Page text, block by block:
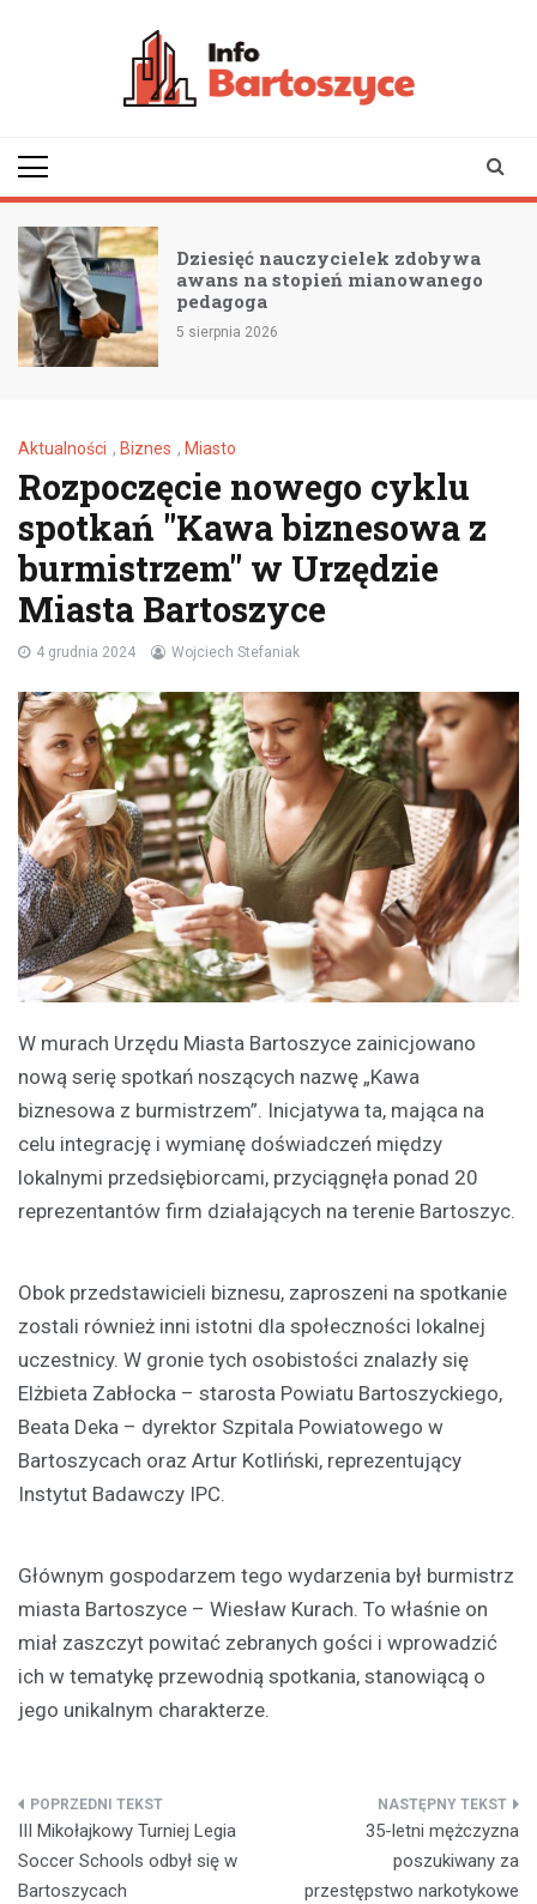
Dziesięć nauczycielek zdobywa
awans na stopień mianowanego
pedagoga
5 sierpnia 2026
Aktualności , Biznes , Miasto
Rozpoczęcie nowego cyklu
spotkań "Kawa biznesowa z
burmistrzem" w Urzędzie
Miasta Bartoszyce
4 grudnia 2024 Wojciech Stefaniak
W murach Urzędu Miasta Bartoszyce zainicjowano
nową serię spotkań noszących nazwę „Kawa
biznesowa z burmistrzem”. Inicjatywa ta, mająca na
celu integrację i wymianę doświadczeń między
lokalnymi przedsiębiorcami, przyciągnęła ponad 20
reprezentantów firm działających na terenie Bartoszyc.
Obok przedstawicieli biznesu, zaproszeni na spotkanie
zostali również inni istotni dla społeczności lokalnej
uczestnicy. W gronie tych osobistości znalazły się
Elżbieta Zabłocka – starosta Powiatu Bartoszyckiego,
Beata Deka – dyrektor Szpitala Powiatowego w
Bartoszycach oraz Artur Kotliński, reprezentujący
Instytut Badawczy IPC.
Głównym gospodarzem tego wydarzenia był burmistrz
miasta Bartoszyce – Wiesław Kurach. To właśnie on
miał zaszczyt powitać zebranych gości i wprowadzić
ich w tematykę przewodnią spotkania, stanowiącą o
jego unikalnym charakterze.
Nawigacja
wpisu
III Mikołajkowy Turniej Legia
Soccer Schools odbył się w
Bartoszycach
35-letni mężczyzna
poszukiwany za
przestępstwo narkotykowe